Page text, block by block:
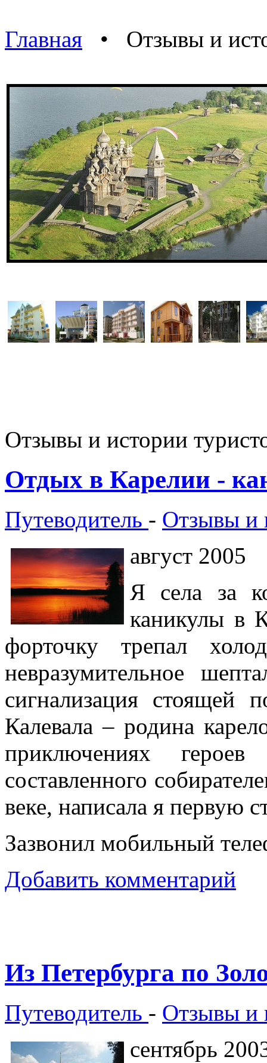
Главная • Отзывы и
Отзывы и истории
Отдых в Карелии -
Путеводитель - Отзывы и
август 2005
Я села за
каникулы в
форточку трепал
невразумительное
сигнализация стоящей
Калевала – родина
приключениях
составленного
веке, написала я первую
Зазвонил мобильный
Добавить комментарий
Из Петербурга по
Путеводитель - Отзывы и
сентябрь